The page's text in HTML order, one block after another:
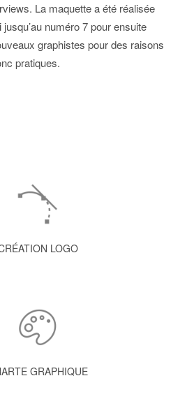
La maquette a été réalisée
numéro 7 pour ensuite
graphistes pour des raisons
pratiques.
LOGO
GRAPHIQUE